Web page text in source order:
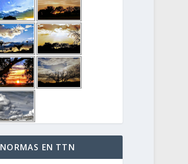
NORMAS EN TTN